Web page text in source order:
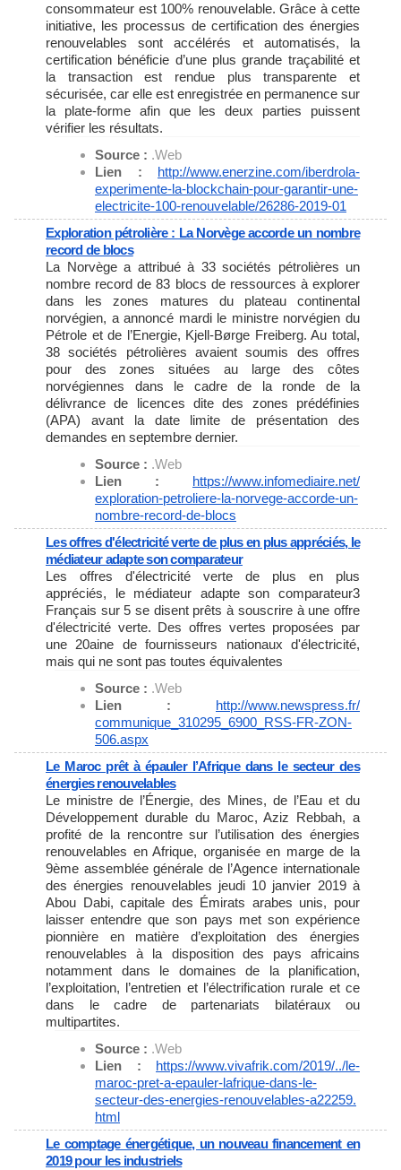
consommateur est 100% renouvelable. Grâce à cette
initiative, les processus de certification des énergies
renouvelables sont accélérés et automatisés, la
certification bénéficie d’une plus grande traçabilité et
la transaction est rendue plus transparente et
sécurisée, car elle est enregistrée en permanence sur
la plate-forme afin que les deux parties puissent
vérifier les résultats.
Source : .Web
Lien : http://www.enerzine.com/iberdrola-
experimente-la-blockchain-pour-garantir-une-
electricite-100-renouvelable/26286-2019-01
Exploration pétrolière : La Norvège accorde un nombre
record de blocs
La Norvège a attribué à 33 sociétés pétrolières un
nombre record de 83 blocs de ressources à explorer
dans les zones matures du plateau continental
norvégien, a annoncé mardi le ministre norvégien du
Pétrole et de l’Energie, Kjell-Børge Freiberg. Au total,
38 sociétés pétrolières avaient soumis des offres
pour des zones situées au large des côtes
norvégiennes dans le cadre de la ronde de la
délivrance de licences dite des zones prédéfinies
(APA) avant la date limite de présentation des
demandes en septembre dernier.
Source : .Web
Lien : https://www.infomediaire.net/
exploration-petroliere-la-norvege-accorde-un-
nombre-record-de-blocs
Les offres d'électricité verte de plus en plus appréciés, le
médiateur adapte son comparateur
Les offres d'électricité verte de plus en plus
appréciés, le médiateur adapte son comparateur3
Français sur 5 se disent prêts à souscrire à une offre
d'électricité verte. Des offres vertes proposées par
une 20aine de fournisseurs nationaux d'électricité,
mais qui ne sont pas toutes équivalentes
Source : .Web
Lien : http://www.newspress.fr/
communique_310295_6900_RSS-FR-ZON-
506.aspx
Le Maroc prêt à épauler l’Afrique dans le secteur des
énergies renouvelables
Le ministre de l’Énergie, des Mines, de l’Eau et du
Développement durable du Maroc, Aziz Rebbah, a
profité de la rencontre sur l’utilisation des énergies
renouvelables en Afrique, organisée en marge de la
9ème assemblée générale de l’Agence internationale
des énergies renouvelables jeudi 10 janvier 2019 à
Abou Dabi, capitale des Émirats arabes unis, pour
laisser entendre que son pays met son expérience
pionnière en matière d’exploitation des énergies
renouvelables à la disposition des pays africains
notamment dans le domaines de la planification,
l’exploitation, l’entretien et l’électrification rurale et ce
dans le cadre de partenariats bilatéraux ou
multipartites.
Source : .Web
Lien : https://www.vivafrik.com/2019/../le-
maroc-pret-a-epauler-lafrique-dans-le-
secteur-des-energies-renouvelables-a22259.
html
Le comptage énergétique, un nouveau financement en
2019 pour les industriels